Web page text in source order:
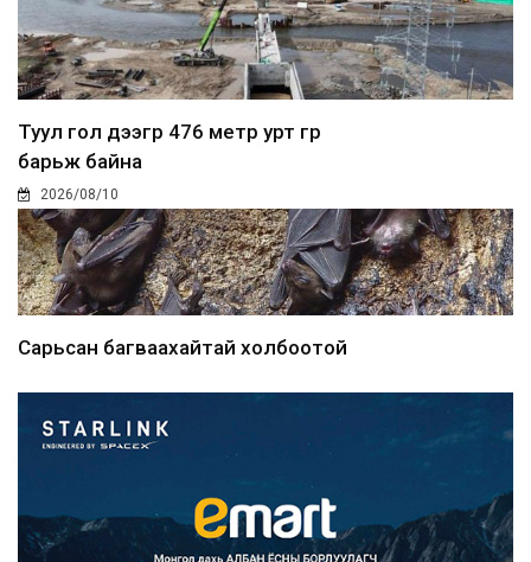
Туул гол дээгүүр 476 метр урт гүүр
барьж байна
2026/08/10
Сарьсан багваахайтай холбоотой